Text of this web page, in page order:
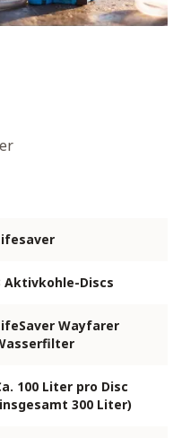
Aktivkohle-Discs
Wayfarer
100 Liter pro Disc
300 Liter)